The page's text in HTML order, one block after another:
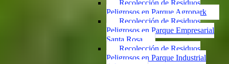
Recolección de Residuos
Peligrosos en Parque Agropark
Recolección de Residuos
Peligrosos en Parque Empresarial
Santa Rosa
Recolección de Residuos
Peligrosos en Parque Industrial